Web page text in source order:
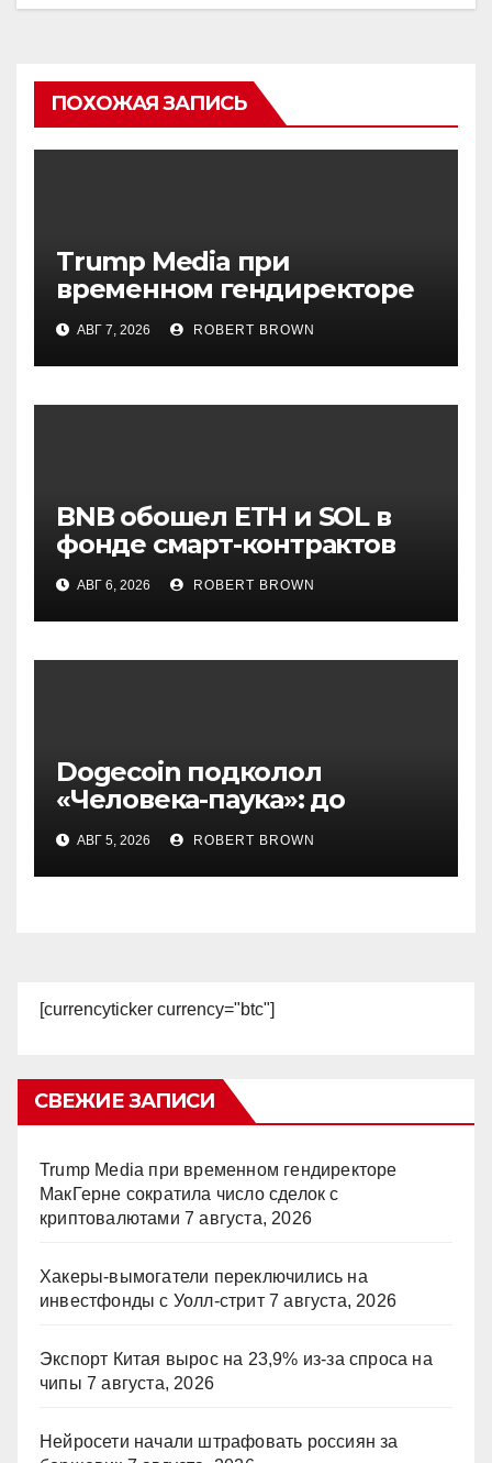
ПОХОЖАЯ ЗАПИСЬ
Trump Media при
временном гендиректоре
МакГерне сократила число
сделок с криптовалютами
АВГ 7, 2026 ROBERT BROWN
BNB обошел ETH и SOL в
фонде смарт-контрактов
Grayscale
АВГ 6, 2026 ROBERT BROWN
Dogecoin подколол
«Человека-паука»: до
мемкоина еще 11 премьер
АВГ 5, 2026 ROBERT BROWN
[currencyticker currency="btc"]
СВЕЖИЕ ЗАПИСИ
Trump Media при временном гендиректоре
МакГерне сократила число сделок с
криптовалютами 7 августа, 2026
Хакеры-вымогатели переключились на
инвестфонды с Уолл-стрит 7 августа, 2026
Экспорт Китая вырос на 23,9% из-за спроса на
чипы 7 августа, 2026
Нейросети начали штрафовать россиян за